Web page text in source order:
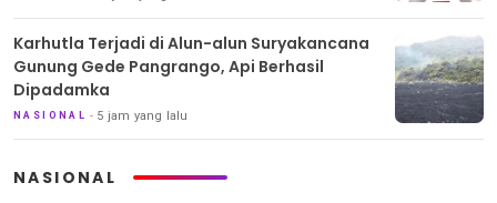
Karhutla Terjadi di Alun-alun Suryakancana
Gunung Gede Pangrango, Api Berhasil
Dipadamka
NASIONAL 5 jam yang lalu
NASIONAL